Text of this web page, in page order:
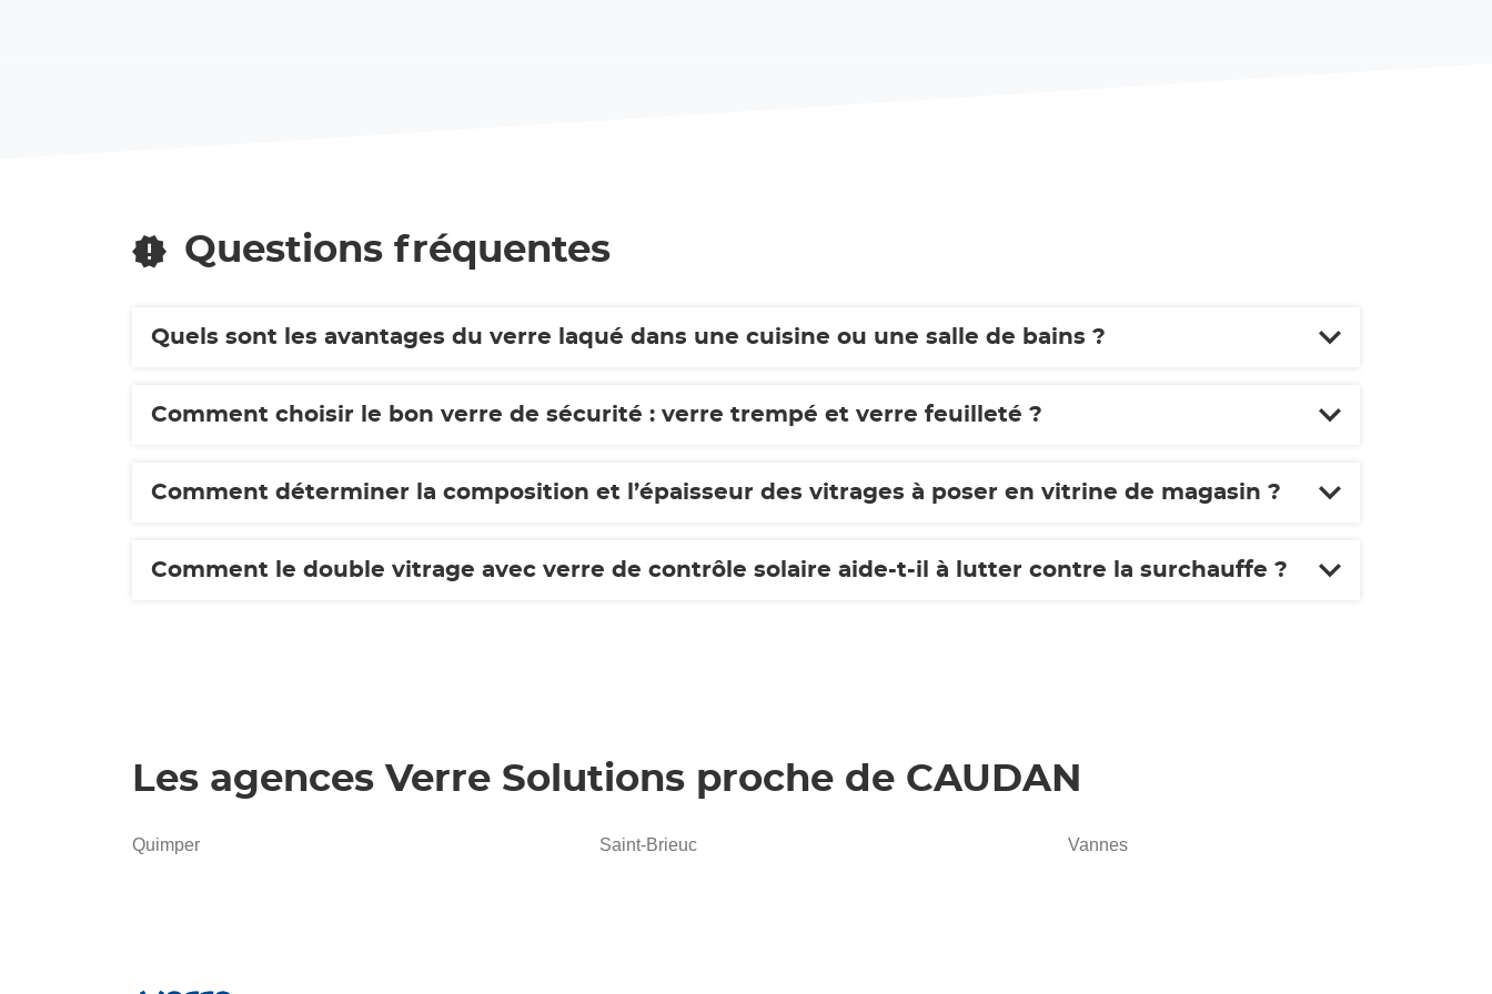
Questions fréquentes
Quels sont les avantages du verre laqué dans une cuisine ou une salle de bains ?
Comment choisir le bon verre de sécurité : verre trempé et verre feuilleté ?
Comment déterminer la composition et l’épaisseur des vitrages à poser en vitrine de magasin ?
Comment le double vitrage avec verre de contrôle solaire aide-t-il à lutter contre la surchauffe ?
Les agences Verre Solutions proche de CAUDAN
Quimper Saint-Brieuc Vannes